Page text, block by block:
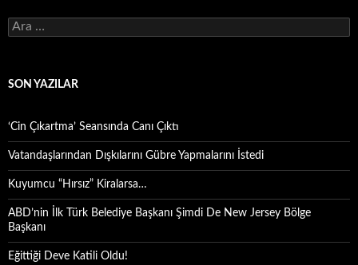
Arama:
SON YAZILAR
‘Cin Çıkartma’ Seansında Canı Çıktı
Vatandaşlarından Dışkılarını Gübre Yapmalarını İstedi
Kuyumcu “Hırsız” Kiralarsa…
ABD’nin İlk Türk Belediye Başkanı Şimdi De New Jersey Bölge
Başkanı
Eğittiği Deve Katili Oldu!